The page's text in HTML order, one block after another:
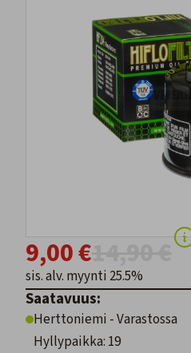
9,00 €
sis. alv. myynti 25.5%
Saatavuus:
Herttoniemi - Varastossa
Hyllypaikka: 19